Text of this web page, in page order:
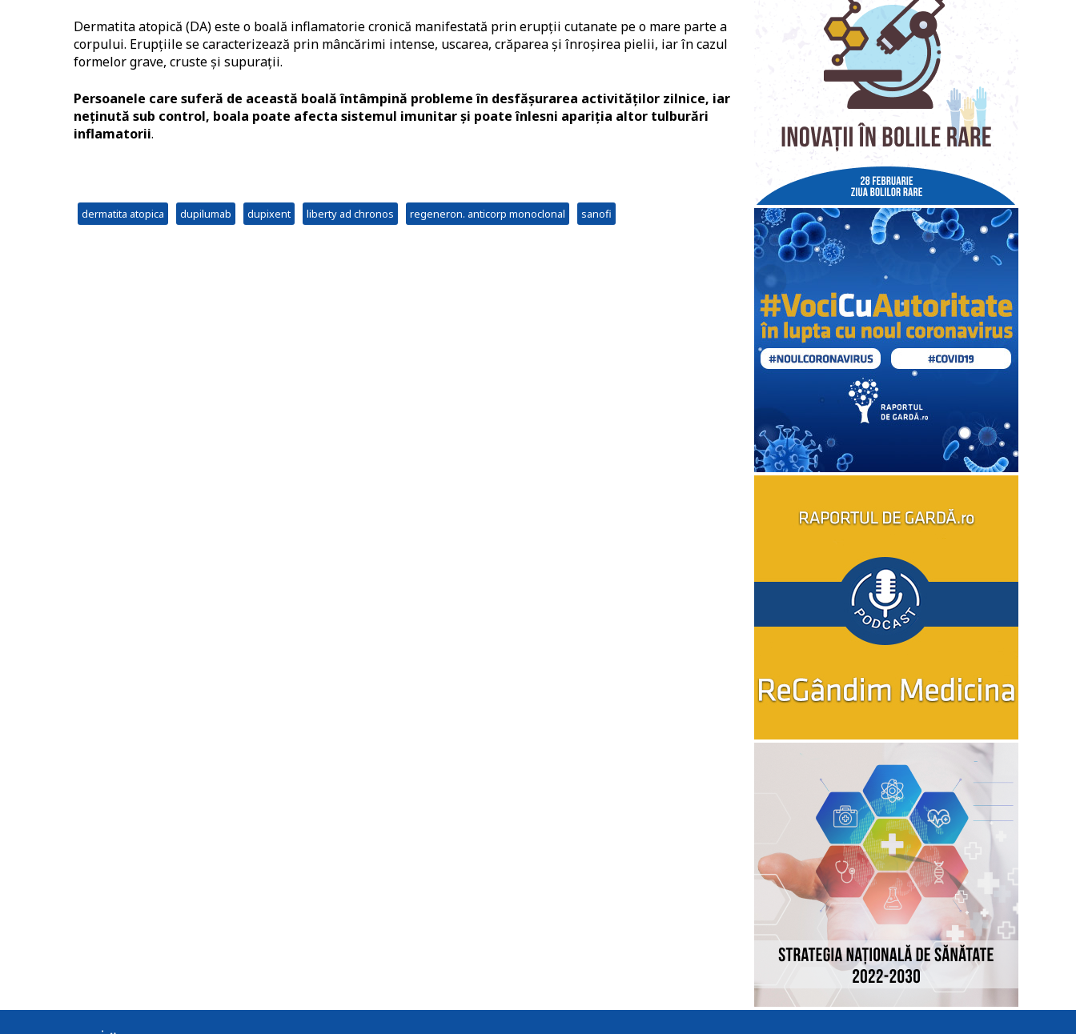
Dermatita atopică (DA) este o boală inflamatorie cronică manifestată prin erupții cutanate pe o mare parte a
corpului. Erupțiile se caracterizează prin mâncărimi intense, uscarea, crăparea și înroșirea pielii, iar în cazul
formelor grave, cruste și supurații.
Persoanele care suferă de această boală întâmpină probleme în desfășurarea activităților zilnice, iar
neținută sub control, boala poate afecta sistemul imunitar și poate înlesni apariția altor tulburări
inflamatorii.
dermatita atopica dupilumab dupixent liberty ad chronos regeneron. anticorp monoclonal sanofi